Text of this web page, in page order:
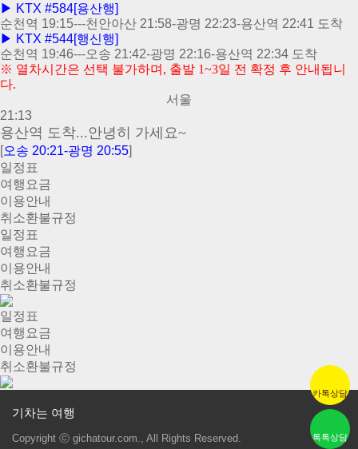
▶ KTX #584[용산행]
순천역 19:15---천안아산 21:58-광명 22:23-용산역 22:41 도착
▶ KTX #544[행신행]
순천역 19:46---오송 21:42-광명 22:16-용산역 22:34 도착
※ 열차시간은 선택 불가하며, 출발 1~3일 전 확정 후 안내됩니
다.
서울
21:13
용산역 도착...안녕히 가세요~
[오송 20:21-광명 20:55]
일정표
여행요금
이용안내
취소환불규정
일정표
여행요금
이용안내
취소환불규정
일정표
여행요금
이용안내
취소환불규정
기차는 여행
Copyright ⓒ gichatour.com., All Rights Reserved.
카톡상담
톡톡상담